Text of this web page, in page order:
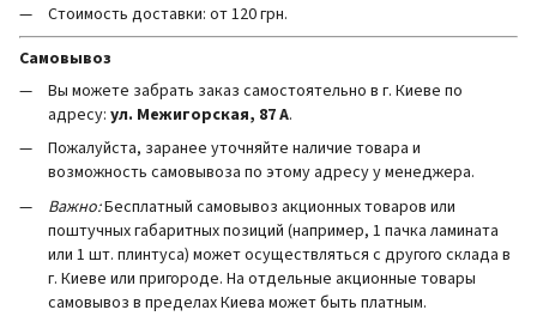
Стоимость доставки: от 120 грн.
Самовывоз
Вы можете забрать заказ самостоятельно в г. Киеве по
адресу: ул. Межигорская, 87 А.
Пожалуйста, заранее уточняйте наличие товара и
возможность самовывоза по этому адресу у менеджера.
Важно:Бесплатный самовывоз акционных товаров или
поштучных габаритных позиций (например, 1 пачка ламината
или 1 шт. плинтуса) может осуществляться с другого склада в
г. Киеве или пригороде. На отдельные акционные товары
самовывоз в пределах Киева может быть платным.